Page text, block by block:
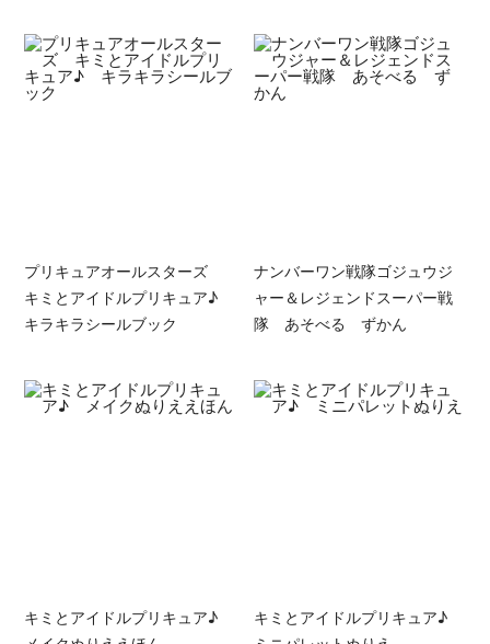
プリキュアオールスターズ
キミとアイドルプリキュア♪
キラキラシールブック
ナンバーワン戦隊ゴジュウジ
ャー＆レジェンドスーパー戦
隊 あそべる ずかん
キミとアイドルプリキュア♪
キミとアイドルプリキュア♪